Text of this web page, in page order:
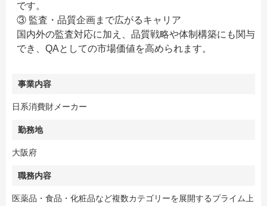
です。
③ 監査・品質企画まで広がるキャリア
国内外の監査対応に加え、品質戦略や体制構築にも関与
でき、QAとしての市場価値を高められます。
事業内容
日系消費財メーカー
勤務地
大阪府
職務内容
医薬品・食品・化粧品など複数カテゴリーを展開するプライム上